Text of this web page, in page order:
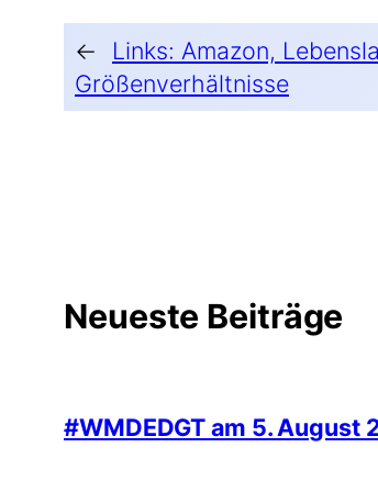
←
Links: Amazon,
Größenverhältnisse
Neueste Beiträge
#WMDEDGT am 5. August